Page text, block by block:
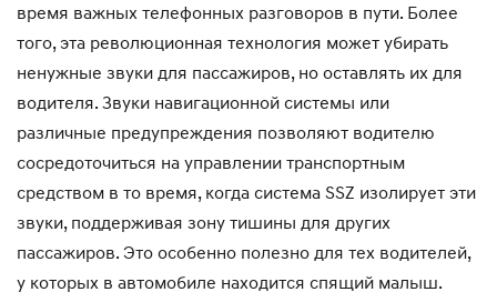
время важных телефонных разговоров в пути. Более
того, эта революционная технология может убирать
ненужные звуки для пассажиров, но оставлять их для
водителя. Звуки навигационной системы или
различные предупреждения позволяют водителю
сосредоточиться на управлении транспортным
средством в то время, когда система SSZ изолирует эти
звуки, поддерживая зону тишины для других
пассажиров. Это особенно полезно для тех водителей,
у которых в автомобиле находится спящий малыш.